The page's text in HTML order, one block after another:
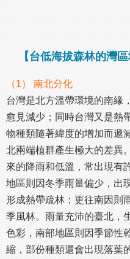
【台低海拔森林的灣區
（1） 南北分化
台灣是北方溫帶環境的南緣
愈見減少；同時台灣又是熱
物種類隨著緯度的增加而遞
北兩端植群產生極大的差異
來的降雨和低溫，常出現有
地區則因冬季雨量偏少，出
形成熱帶疏林；更往南因則
季風林。雨量充沛的臺北，
色彩，南部地區則因季節性
縮，部份種類還會出現落葉